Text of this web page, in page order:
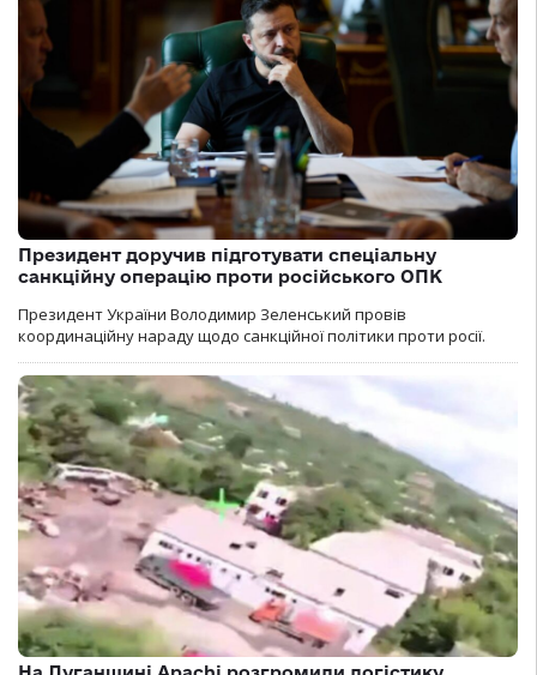
Президент доручив підготувати спеціальну
санкційну операцію проти російського ОПК
Президент України Володимир Зеленський провів
координаційну нараду щодо санкційної політики проти росії.